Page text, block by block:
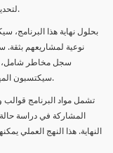
لتحديد وتصنيف وإدارة المخاطر على مدار دورة حياة المشروع.
بحلول نهاية هذا البرنامج،
نوعية لمشاريعهم بثقة.
سجل مخاطر شامل،
سيكتسبون المهارات لتقديم تقييمات المخاطر عبر لوحة معلومات فعالة.
تشمل مواد البرنامج
المشاركة في دراسة
النهاية. هذا النهج العملي